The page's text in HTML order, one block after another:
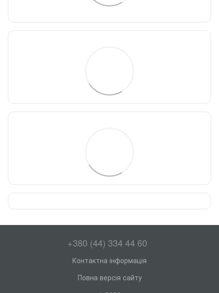
+380 (44) 334 44 60
Контактна інформація
Повна версія сайту